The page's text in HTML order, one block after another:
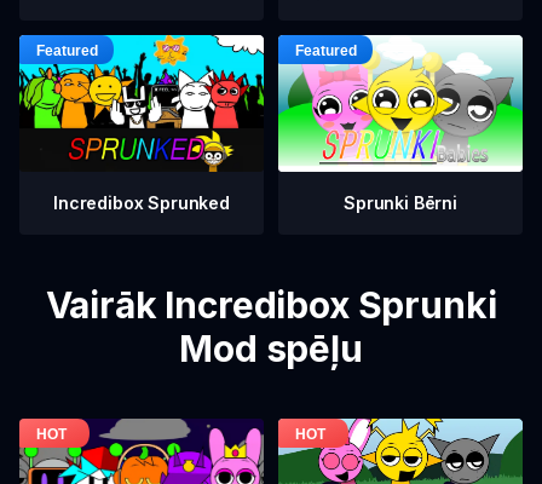
Incredibox Sprunked Sprunki Bērni
Vairāk Incredibox Sprunki
Mod spēļu